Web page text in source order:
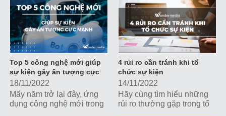
với ngân sách tối ưu nhất.
gắn kết nội bộ và quảng bá
hình ảnh doanh nghiệp.
Top 5 công nghệ mới giúp
sự kiện gây ấn tượng cực
mạnh
18/11/2022
Mấy năm trở lại đây, ứng
dụng công nghệ mới trong
4 rủi ro cần tránh khi tổ
chức sự kiện
14/11/2022
Hãy cùng tìm hiểu những
rủi ro thường gặp trong tổ